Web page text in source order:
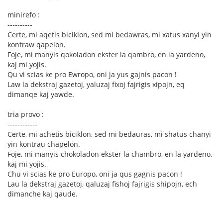
minirefo :
----------
Certe, mi aqetis biciklon, sed mi bedawras, mi xatus xanyi yin
kontraw qapelon.
Foje, mi manyis qokoladon ekster la qambro, en la yardeno,
kaj mi yojis.
Qu vi scias ke pro Ewropo, oni ja yus gajnis pacon !
Law la dekstraj gazetoj, yaluzaj fixoj fajrigis xipojn, eq
dimanqe kaj yawde.
tria provo :
------------
Certe, mi achetis biciklon, sed mi bedauras, mi shatus chanyi
yin kontrau chapelon.
Foje, mi manyis chokoladon ekster la chambro, en la yardeno,
kaj mi yojis.
Chu vi scias ke pro Europo, oni ja qus gagnis pacon !
Lau la dekstraj gazetoj, qaluzaj fishoj fajrigis shipojn, ech
dimanche kaj qaude.